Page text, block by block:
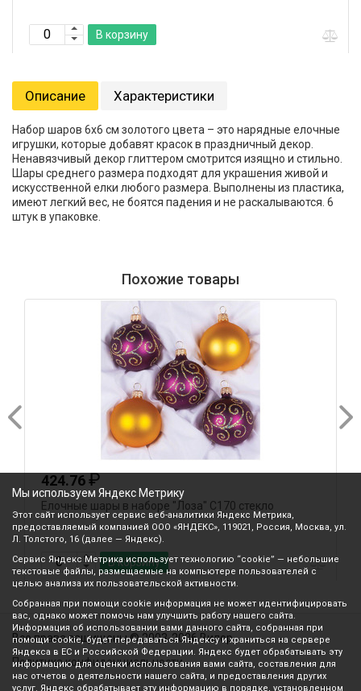
В корзину
Описание Характеристики
Набор шаров 6х6 см золотого цвета – это нарядные елочные
игрушки, которые добавят красок в праздничный декор.
Ненавязчивый декор глиттером смотрится изящно и стильно.
Шары среднего размера подходят для украшения живой и
искусственной елки любого размера. Выполнены из пластика,
имеют легкий вес, не боятся падения и не раскалываются. 6
штук в упаковке.
Похожие товары
424.76₽
Елочные шары в наборе "Лоза" С170 стекло
В корзину
Все права защищены © 2003-2026 Вилор
Политика конфиденциальности
Мы используем Яндекс Метрику
Этот сайт использует сервис веб-аналитики Яндекс Метрика,
предоставляемый компанией ООО «ЯНДЕКС», 119021, Россия, Москва, ул.
Л. Толстого, 16 (далее — Яндекс).
Сервис Яндекс Метрика использует технологию “cookie” — небольшие
текстовые файлы, размещаемые на компьютере пользователей с
целью анализа их пользовательской активности.
Собранная при помощи cookie информация не может идентифицировать
вас, однако может помочь нам улучшить работу нашего сайта.
Информация об использовании вами данного сайта, собранная при
помощи cookie, будет передаваться Яндексу и храниться на сервере
Яндекса в ЕС и Российской Федерации. Яндекс будет обрабатывать эту
информацию для оценки использования вами сайта, составления для
нас отчетов о деятельности нашего сайта, и предоставления других
услуг. Яндекс обрабатывает эту информацию в порядке, установленном